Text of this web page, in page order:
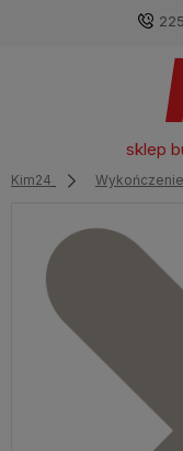
sklep
Kim24